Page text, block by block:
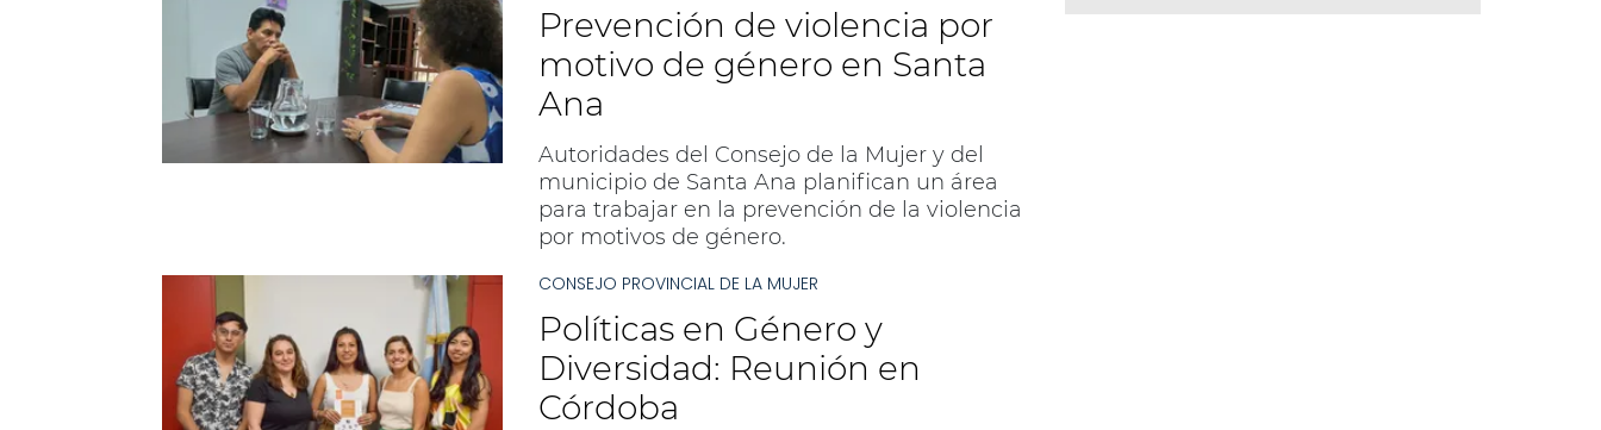
Prevención de violencia por
motivo de género en Santa
Ana
Autoridades del Consejo de la Mujer y del
municipio de Santa Ana planifican un área
para trabajar en la prevención de la violencia
por motivos de género.
CONSEJO PROVINCIAL DE LA MUJER
Políticas en Género y
Diversidad: Reunión en
Córdoba